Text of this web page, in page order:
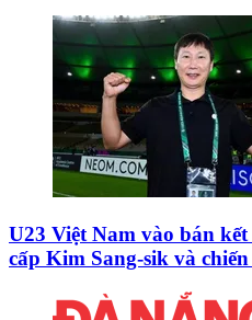
U23 Việt Nam vào bán
cấp Kim Sang-sik và